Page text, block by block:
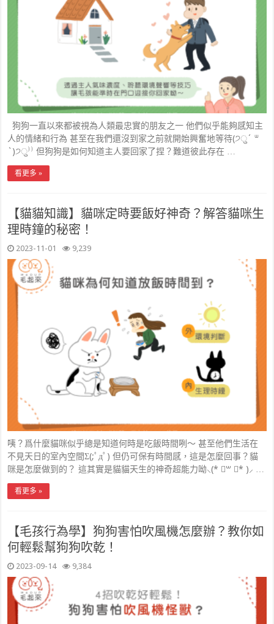
狗狗一直以來都被視為人類最忠實的朋友之一 他們似乎能夠感知主
人的情緒和行為 甚至在我們還沒到家之前就開始興奮地等待(੭ु´ ᐜ
`)੭ु⁾⁾ 但狗狗是如何知道主人要回家了捏？難道彼此存在 …
看更多 »
【貓貓知識】貓咪定時要飯好神奇？解答貓咪生
理時鐘的秘密！
2023-11-01 9,239
咦？爲什麼貓咪似乎總是知道何時是吃飯時間咧～ 甚至他們生活在
不見天日的室內空間Σ(;ﾟдﾟ) 但仍可保有時間感，這是怎麼回事？貓
咪是怎麼做到的？ 這其實是貓貓天生的神奇超能力呦⸜(* ॑꒳ ॑* )⸝ …
看更多 »
【毛孩行為學】狗狗害怕吹風機怎麼辦？教你如
何輕鬆幫狗狗吹乾！
2023-09-14 9,384